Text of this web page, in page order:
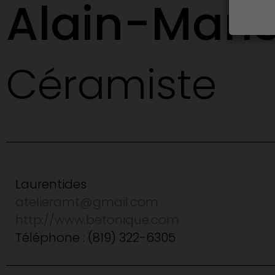
Alain-
Céramiste
Laurentides
Téléphone : (819) 322-6305